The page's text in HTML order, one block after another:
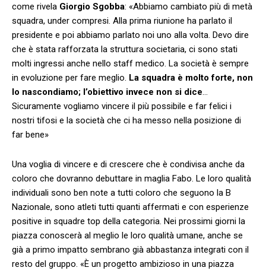
come rivela Giorgio Sgobba: «Abbiamo cambiato più di metà
squadra, under compresi. Alla prima riunione ha parlato il
presidente e poi abbiamo parlato noi uno alla volta. Devo dire
che è stata rafforzata la struttura societaria, ci sono stati
molti ingressi anche nello staff medico. La società è sempre
in evoluzione per fare meglio. La squadra è molto forte, non
lo nascondiamo; l’obiettivo invece non si dice…
Sicuramente vogliamo vincere il più possibile e far felici i
nostri tifosi e la società che ci ha messo nella posizione di
far bene»
Una voglia di vincere e di crescere che è condivisa anche da
coloro che dovranno debuttare in maglia Fabo. Le loro qualità
individuali sono ben note a tutti coloro che seguono la B
Nazionale, sono atleti tutti quanti affermati e con esperienze
positive in squadre top della categoria. Nei prossimi giorni la
piazza conoscerà al meglio le loro qualità umane, anche se
già a primo impatto sembrano già abbastanza integrati con il
resto del gruppo. «È un progetto ambizioso in una piazza